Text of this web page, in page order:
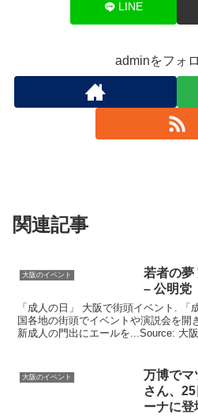
LINE
adminをフォ
関連記事
大阪のイベント
若者の夢
– 公明党
「成人の日」 大阪で街頭イベント. 「
国各地の街頭でイベントや演説会を開
新成人の門出にエールを...Source: 大
大阪のイベント
万博でマ
さん、
ーナに登